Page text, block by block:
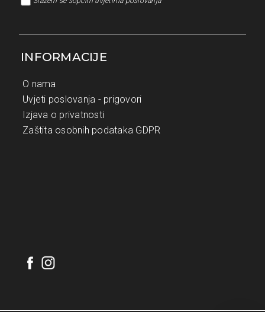
INFORMACIJE
O nama
Uvjeti poslovanja - prigovori
Izjava o privatnosti
Zaštita osobnih podataka GDPR